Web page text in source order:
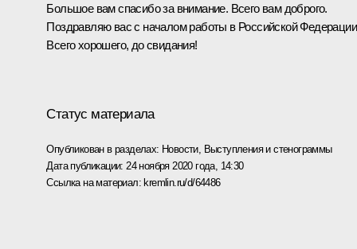
Большое вам спасибо за внимание. Всего вам доброго.
Поздравляю вас с началом работы в Российской
Всего хорошего, до свидания!
Статус материала
Опубликован в разделах: Новости, Выступления и стенограммы
Дата публикации: 24 ноября 2020 года, 14:30
Ссылка на материал: kremlin.ru/d/64486